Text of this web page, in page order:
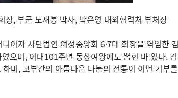
장, 부군 노재봉 박사, 박은영 대외협력처 부처장
이자 사단법인 여성중앙회 6·7대 회장을 역임한
으며, 이대101주년 동창여왕에도 뽑힌 바 있다.
며, 고부간의 아름다운 나눔의 전통이 이번 기부